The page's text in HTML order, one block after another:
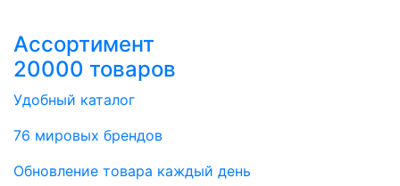
Ассортимент
20000 товаров
Удобный каталог
76 мировых брендов
Обновление товара каждый день